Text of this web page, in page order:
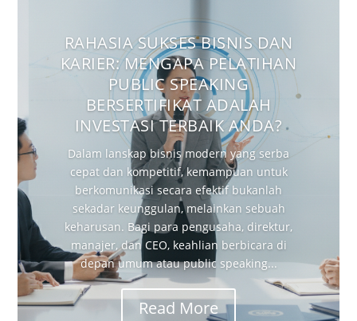
RAHASIA SUKSES BISNIS DAN
KARIER: MENGAPA PELATIHAN
PUBLIC SPEAKING
BERSERTIFIKAT ADALAH
INVESTASI TERBAIK ANDA?
Dalam lanskap bisnis modern yang serba
cepat dan kompetitif, kemampuan untuk
berkomunikasi secara efektif bukanlah
sekadar keunggulan, melainkan sebuah
keharusan. Bagi para pengusaha, direktur,
manajer, dan CEO, keahlian berbicara di
depan umum atau public speaking...
Read More